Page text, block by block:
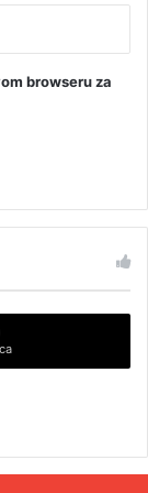
browseru za